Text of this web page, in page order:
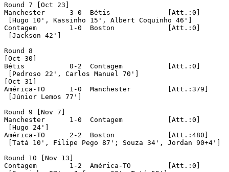
Round 7 [Oct 23]
Manchester	3-0  Bétis		[Att.:0]
[Hugo 10', Kassinho 15', Albert Coquinho 46']
Contagem	1-0  Boston		[Att.:0]
[Jackson 42']
Round 8
[Oct 30]
Bétis		0-2  Contagem		[Att.:0]
[Pedroso 22', Carlos Manuel 70']
[Oct 31]
América-TO	1-0  Manchester		[Att.:379]
[Júnior Lemos 77']
Round 9 [Nov 7]
Manchester	1-0  Contagem		[Att.:0]
[Hugo 24']
América-TO	2-2  Boston		[Att.:480]
[Tatá 10', Filipe Pego 87'; Souza 34', Jordan 90+4']
Round 10 [Nov 13]
Contagem	1-2  América-TO		[Att.:0]